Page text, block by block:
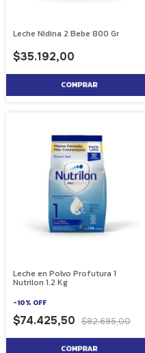
Leche Nidina 2 Bebe 800 Gr
$35.192,00
Leche en Polvo Profutura 1
Nutrilon 1.2 Kg
-10% OFF
$74.425,50 $82.695,00